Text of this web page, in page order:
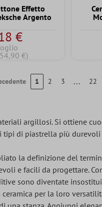
Effetto
Argento
€
€)
1 2 3 ... 22
argillosi. Si ottiene
tipi di piastrella più
la definizione del
e facili da progettare.
sono diventate
per la loro